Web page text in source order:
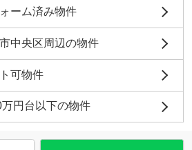
ーム済み物件
中央区周辺の物件
可物件
万円台以下の物件